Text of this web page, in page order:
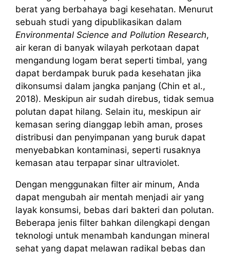
berat yang berbahaya bagi kesehatan. Menurut
sebuah studi yang dipublikasikan dalam
Environmental Science and Pollution Research,
air keran di banyak wilayah perkotaan dapat
mengandung logam berat seperti timbal, yang
dapat berdampak buruk pada kesehatan jika
dikonsumsi dalam jangka panjang (Chin et al.,
2018). Meskipun air sudah direbus, tidak semua
polutan dapat hilang. Selain itu, meskipun air
kemasan sering dianggap lebih aman, proses
distribusi dan penyimpanan yang buruk dapat
menyebabkan kontaminasi, seperti rusaknya
kemasan atau terpapar sinar ultraviolet.
Dengan menggunakan filter air minum, Anda
dapat mengubah air mentah menjadi air yang
layak konsumsi, bebas dari bakteri dan polutan.
Beberapa jenis filter bahkan dilengkapi dengan
teknologi untuk menambah kandungan mineral
sehat yang dapat melawan radikal bebas dan